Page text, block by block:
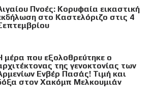
Πνοές: Κορυφαία εικαστική
στο Καστελόριζο στις 4
μέρα που εξολοθρεύτηκε ο
της γενοκτονίας των
Ενβέρ Πασάς! Τιμή και
στον Χακόμπ Μελκουμιάν